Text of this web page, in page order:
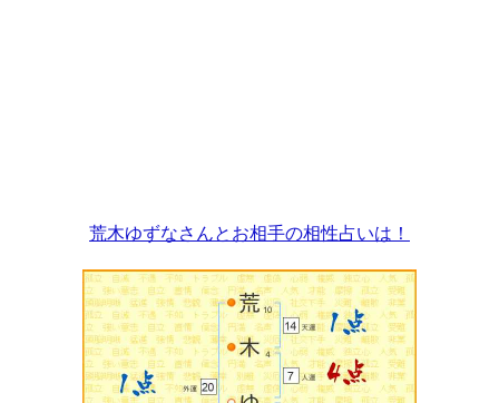
荒木ゆずなさんとお相手の相性占いは！